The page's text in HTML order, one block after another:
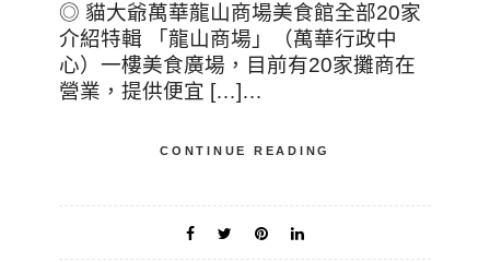
◎ 貓大爺萬華龍山商場美食館全部20家
介紹特輯 「龍山商場」（萬華行政中
心）一樓美食廣場，目前有20家攤商在
營業，提供便宜 […]…
CONTINUE READING